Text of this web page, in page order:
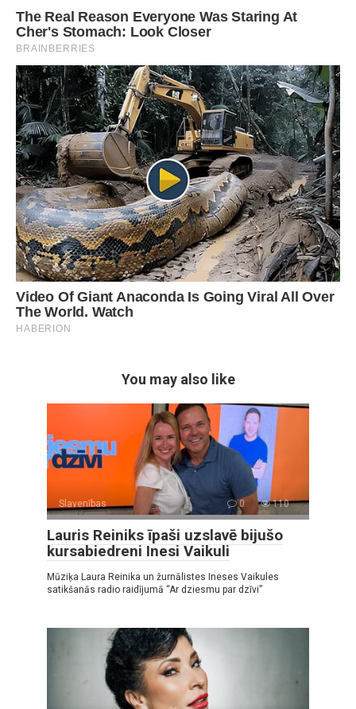
You may also like
Slavenības 0 110
Lauris Reiniks īpaši uzslavē bijušo
kursabiedreni Inesi Vaikuli
Mūziķa Laura Reinika un žurnālistes Ineses Vaikules
satikšanās radio raidījumā “Ar dziesmu par dzīvi”